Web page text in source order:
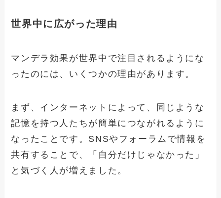
世界中に広がった理由
マンデラ効果が世界中で注目されるようにな
ったのには、いくつかの理由があります。
まず、インターネットによって、同じような
記憶を持つ人たちが簡単につながれるように
なったことです。SNSやフォーラムで情報を
共有することで、「自分だけじゃなかった」
と気づく人が増えました。